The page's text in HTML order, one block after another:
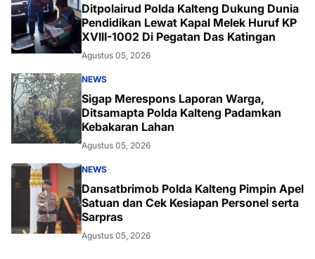
Ditpolairud Polda Kalteng Dukung Dunia
Pendidikan Lewat Kapal Melek Huruf KP
XVIII-1002 Di Pegatan Das Katingan
Agustus 05, 2026
NEWS
Sigap Merespons Laporan Warga,
Ditsamapta Polda Kalteng Padamkan
Kebakaran Lahan
Agustus 05, 2026
NEWS
Dansatbrimob Polda Kalteng Pimpin Apel
Satuan dan Cek Kesiapan Personel serta
Sarpras
Agustus 05, 2026